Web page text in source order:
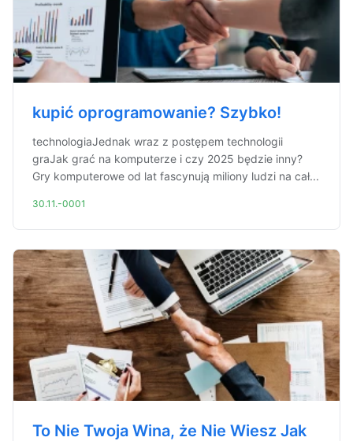
kupić oprogramowanie? Szybko!
technologiaJednak wraz z postępem technologii
graJak grać na komputerze i czy 2025 będzie inny?
Gry komputerowe od lat fascynują miliony ludzi na cał...
30.11.-0001
To Nie Twoja Wina, że Nie Wiesz Jak